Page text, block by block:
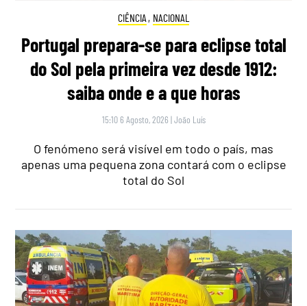
CIÊNCIA , NACIONAL
Portugal prepara-se para eclipse total
do Sol pela primeira vez desde 1912:
saiba onde e a que horas
15:10 6 Agosto, 2026 |João Luís
O fenómeno será visível em todo o país, mas
apenas uma pequena zona contará com o eclipse
total do Sol